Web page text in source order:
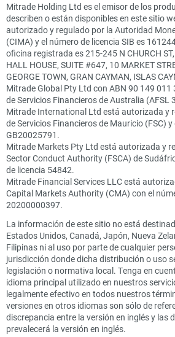
Mitrade Holding Ltd es el emisor de los
describen o están disponibles en este sitio
autorizado y regulado por la Autoridad
(CIMA) y el número de licencia SIB es
oficina registrada es 215-245 N CHURCH
HALL HOUSE, SUITE #647, 10 MARKET
GEORGE TOWN, GRAN CAYMAN, ISLAS
Mitrade Global Pty Ltd con ABN 90 149 011
de Servicios Financieros de Australia (AFSL
Mitrade International Ltd está autorizada y
de Servicios Financieros de Mauricio (FSC)
GB20025791.
Mitrade Markets Pty Ltd está autorizada y
Sector Conduct Authority (FSCA) de
de licencia 54842.
Mitrade Financial Services LLC está
Capital Markets Authority (CMA) con el
20200000397.
La información de este sitio no está
Estados Unidos, Canadá, Japón, Nueva
Filipinas ni al uso por parte de cualquier
jurisdicción donde dicha distribución o uso
legislación o normativa local. Tenga en
idioma principal utilizado en nuestros
legalmente efectivo en todos nuestros
versiones en otros idiomas son sólo de
discrepancia entre la versión en inglés y las
prevalecerá la versión en inglés.